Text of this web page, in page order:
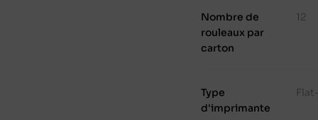
Nombre de
rouleaux par
carton
12
Type
d'imprimante